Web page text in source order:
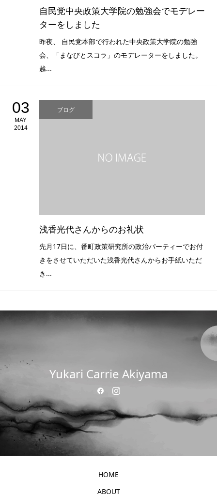
自民党中央政策大学院の勉強会でモデレー
ターをしました
昨夜、 自民党本部で行われた中央政策大学院の勉強
会、「まなびとスコラ」のモデレーターをしました。
越...
03
MAY
2014
ブログ
浅香光代さんからのお礼状
先月17日に、番町政策研究所の政治パーティーでお付
きをさせていただいた浅香光代さんからお手紙いただ
き...
Yukari Carrie Akiyama
HOME
ABOUT